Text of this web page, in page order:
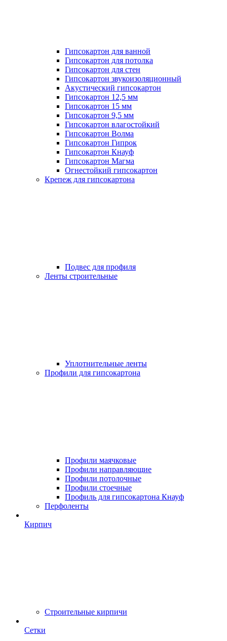
Гипсокартон для ванной
Гипсокартон для потолка
Гипсокартон для стен
Гипсокартон звукоизоляционный
Акустический гипсокартон
Гипсокартон 12,5 мм
Гипсокартон 15 мм
Гипсокартон 9,5 мм
Гипсокартон влагостойкий
Гипсокартон Волма
Гипсокартон Гипрок
Гипсокартон Кнауф
Гипсокартон Магма
Огнестойкий гипсокартон
Крепеж для гипсокартона
Подвес для профиля
Ленты строительные
Уплотнительные ленты
Профили для гипсокартона
Профили маячковые
Профили направляющие
Профили потолочные
Профили стоечные
Профиль для гипсокартона Кнауф
Перфоленты
Кирпич
Строительные кирпичи
Сетки